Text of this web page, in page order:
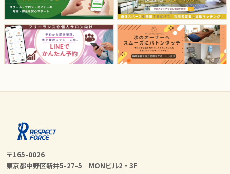
〒165-0026
東京都中野区新井5-27-5 MONビル2・3F